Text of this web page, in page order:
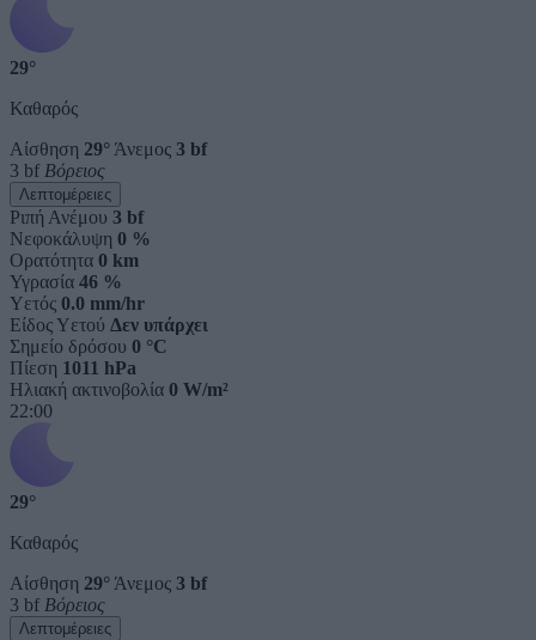
29°
Καθαρός
Αίσθηση 29°Άνεμος 3 bf
3 bf Βόρειος
Λεπτομέρειες
Ριπή Ανέμου 3 bf
Νεφοκάλυψη 0 %
Ορατότητα 0 km
Υγρασία 46 %
Υετός 0.0 mm/hr
Είδος Υετού Δεν υπάρχει
Σημείο δρόσου 0 °C
Πίεση 1011 hPa
Ηλιακή ακτινοβολία 0 W/m²
22:00
29°
Καθαρός
Αίσθηση 29°Άνεμος 3 bf
3 bf Βόρειος
Λεπτομέρειες